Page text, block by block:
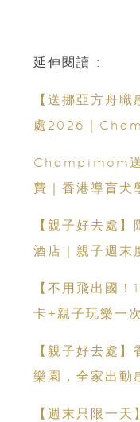
延伸閱讀 :
【送挪亞方舟
處2026｜
Champimom送
費｜香港導盲犬
【親子好去處
酒店｜親子週末
【不用飛出國
卡+親子玩樂一
【親子好去處
樂園，全家出動
【週末只限一